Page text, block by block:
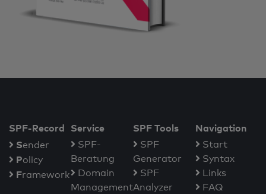
SPF-Record
Sender
Policy
Framework
Service
SPF-
Beratung
Domain
Management
SPF Tools
SPF
Generator
SPF
Analyzer
Navigation
Start
Syntax
Links
FAQ